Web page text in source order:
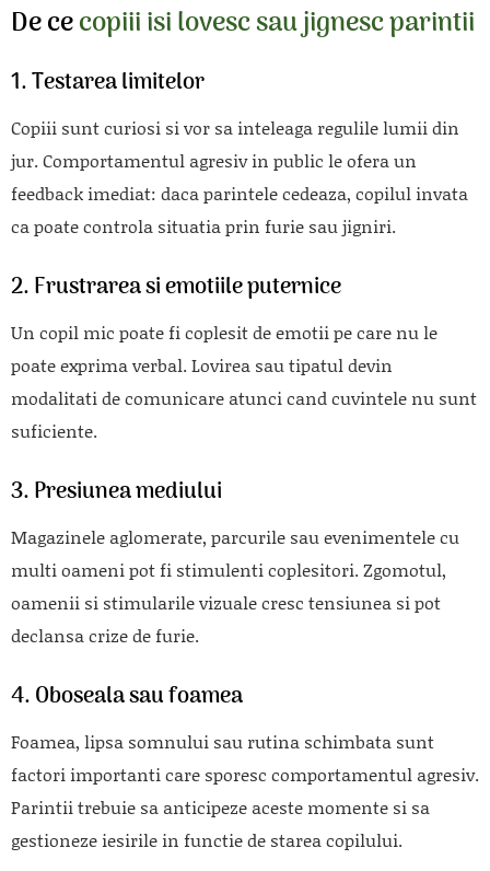
De cecopiii isi lovesc sau jignesc parintii
1. Testarea limitelor
Copiii sunt curiosi si vor sa inteleaga regulile lumii din
jur. Comportamentul agresiv in public le ofera un
feedback imediat: daca parintele cedeaza, copilul invata
ca poate controla situatia prin furie sau jigniri.
2. Frustrarea si emotiile puternice
Un copil mic poate fi coplesit de emotii pe care nu le
poate exprima verbal. Lovirea sau tipatul devin
modalitati de comunicare atunci cand cuvintele nu sunt
suficiente.
3. Presiunea mediului
Magazinele aglomerate, parcurile sau evenimentele cu
multi oameni pot fi stimulenti coplesitori. Zgomotul,
oamenii si stimularile vizuale cresc tensiunea si pot
declansa crize de furie.
4. Oboseala sau foamea
Foamea, lipsa somnului sau rutina schimbata sunt
factori importanti care sporesc comportamentul agresiv.
Parintii trebuie sa anticipeze aceste momente si sa
gestioneze iesirile in functie de starea copilului.